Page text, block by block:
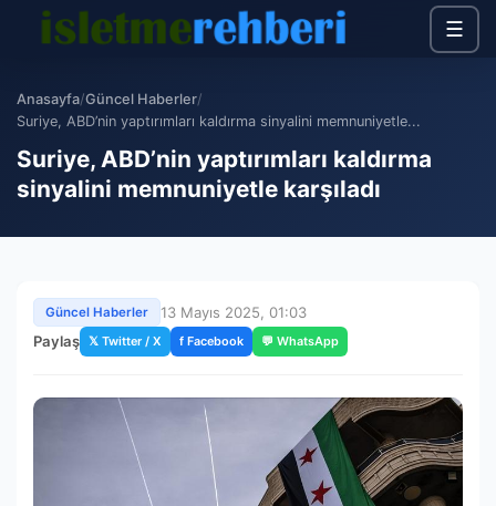
☰
Anasayfa/Güncel Haberler/
Suriye, ABD’nin yaptırımları kaldırma sinyalini memnuniyetle...
Suriye, ABD’nin yaptırımları kaldırma
sinyalini memnuniyetle karşıladı
Güncel Haberler
13 Mayıs 2025, 01:03
Paylaş 𝕏 Twitter / X f Facebook 💬 WhatsApp